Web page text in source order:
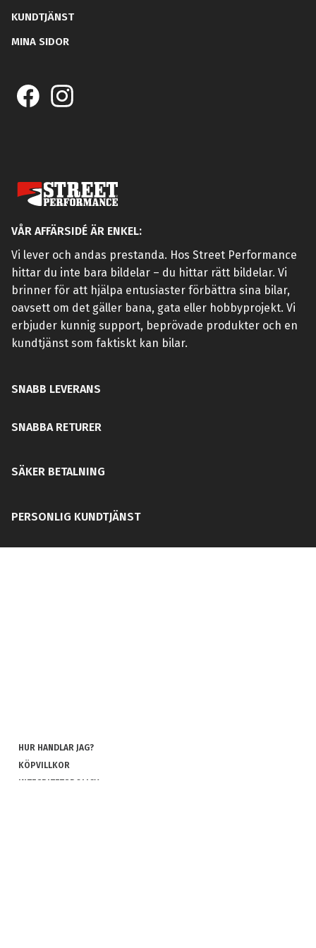
KUNDTJÄNST
MINA SIDOR
VÅR AFFÄRSIDÉ ÄR ENKEL:
Vi lever och andas prestanda. Hos Street Performance
hittar du inte bara bildelar – du hittar rätt bildelar. Vi
brinner för att hjälpa entusiaster förbättra sina bilar,
oavsett om det gäller bana, gata eller hobbyprojekt. Vi
erbjuder kunnig support, beprövade produkter och en
kundtjänst som faktiskt kan bilar.
SNABB LEVERANS
SNABBA RETURER
SÄKER BETALNING
PERSONLIG KUNDTJÄNST
HUR HANDLAR JAG?
KÖPVILLKOR
INTEGRITETSPOLICY